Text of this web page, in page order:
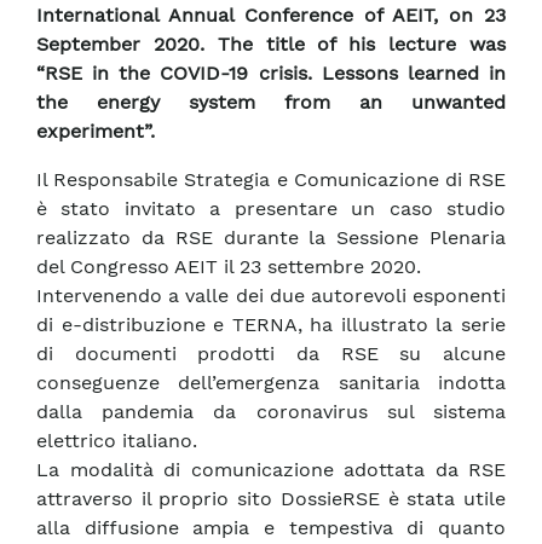
International Annual Conference of AEIT, on 23
September 2020. The title of his lecture was
“RSE in the COVID-19 crisis. Lessons learned in
the energy system from an unwanted
experiment”.
Il Responsabile Strategia e Comunicazione di RSE
è stato invitato a presentare un caso studio
realizzato da RSE durante la Sessione Plenaria
del Congresso AEIT il 23 settembre 2020.
Intervenendo a valle dei due autorevoli esponenti
di e-distribuzione e TERNA, ha illustrato la serie
di documenti prodotti da RSE su alcune
conseguenze dell’emergenza sanitaria indotta
dalla pandemia da coronavirus sul sistema
elettrico italiano.
La modalità di comunicazione adottata da RSE
attraverso il proprio sito DossieRSE è stata utile
alla diffusione ampia e tempestiva di quanto